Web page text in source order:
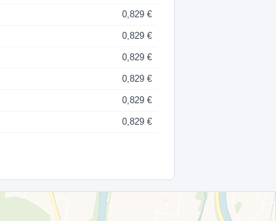
0,829 €
0,829 €
0,829 €
0,829 €
0,829 €
0,829 €